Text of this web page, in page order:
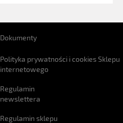
Dokumenty
Polityka prywatności i cookies Sklepu
internetowego
Regulamin
newslettera
Regulamin sklepu